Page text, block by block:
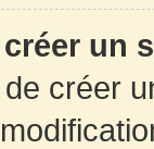
un
créer